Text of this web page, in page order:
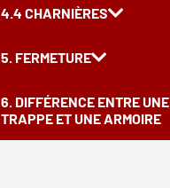
4.4 CHARNIÈRES
5. FERMETURE
6. DIFFÉRENCE ENTRE UNE
TRAPPE ET UNE ARMOIRE